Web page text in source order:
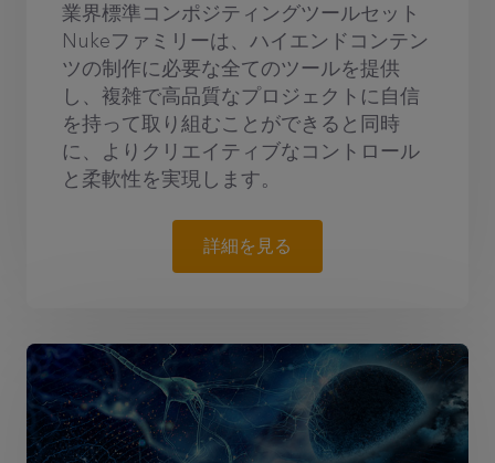
業界標準コンポジティングツールセット
Nukeファミリーは、ハイエンドコンテン
ツの制作に必要な全てのツールを提供
し、複雑で高品質なプロジェクトに自信
を持って取り組むことができると同時
に、よりクリエイティブなコントロール
と柔軟性を実現します。
詳細を見る